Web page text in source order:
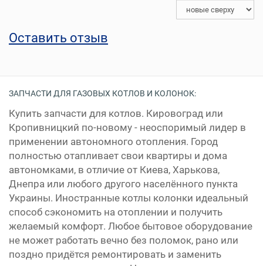
Оставить отзыв
ЗАПЧАСТИ ДЛЯ ГАЗОВЫХ КОТЛОВ И КОЛОНОК:
Купить запчасти для котлов. Кировоград или
Кропивницкий по-новому - неоспоримый лидер в
применении автономного отопления. Город
полностью отапливает свои квартиры и дома
автономками, в отличие от Киева, Харькова,
Днепра или любого другого населённого пункта
Украины. Иностранные котлы колонки идеальный
способ сэкономить на отоплении и получить
желаемый комфорт. Любое бытовое оборудование
не может работать вечно без поломок, рано или
поздно придётся ремонтировать и заменить